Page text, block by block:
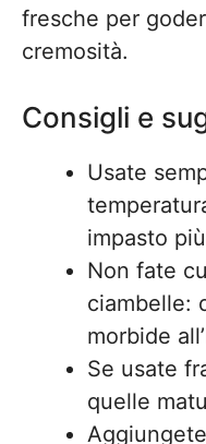
fresche per
cremosità.
Consigli e
Usate
impasto
Non fate
ciambelle:
morbide
Se usate
quelle